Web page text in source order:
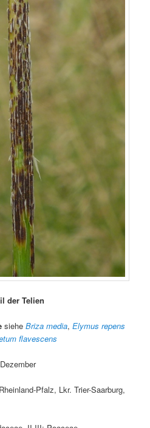
der Telien
siehe Briza media, Elymus repens
flavescens
Pfalz, Lkr. Trier-Saarburg,